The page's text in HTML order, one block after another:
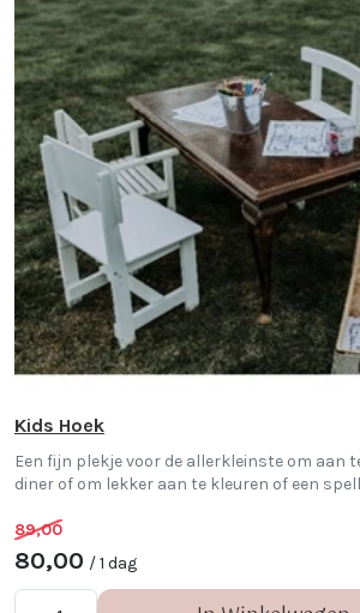
Kids Hoek
Een fijn plekje voor de allerkleinste om aan
diner of om lekker aan te kleuren of een
89,00
80,00 / 1 dag